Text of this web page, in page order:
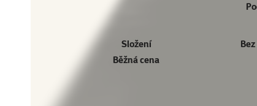
Složení
Běžná cena